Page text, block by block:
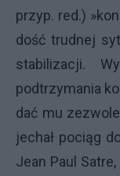
przyp. red.)
dość trudnej
stabilizacji.
podtrzymania
dać mu
jechał pociąg
Jean Paul